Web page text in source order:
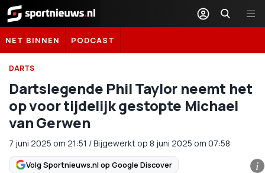
Sportnieuws.nl
NET BINNEN PODCAST
DARTS
Dartslegende Phil Taylor neemt het
op voor tijdelijk gestopte Michael
van Gerwen
7 juni 2025 om 21:51 /Bijgewerkt op 8 juni 2025 om 07:58
Volg Sportnieuws.nl op Google Discover i